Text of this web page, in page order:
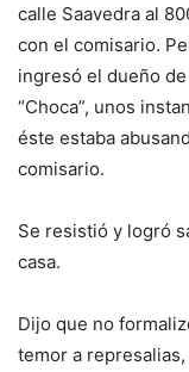
calle Saavedra al
con el comisario.
ingresó el dueño
“Choca”, unos
éste estaba
comisario.
Se resistió y logró
casa.
Dijo que no
temor a